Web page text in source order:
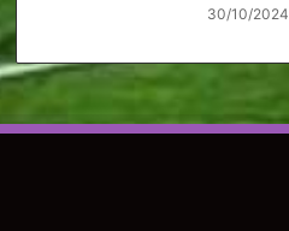
30/10/2024